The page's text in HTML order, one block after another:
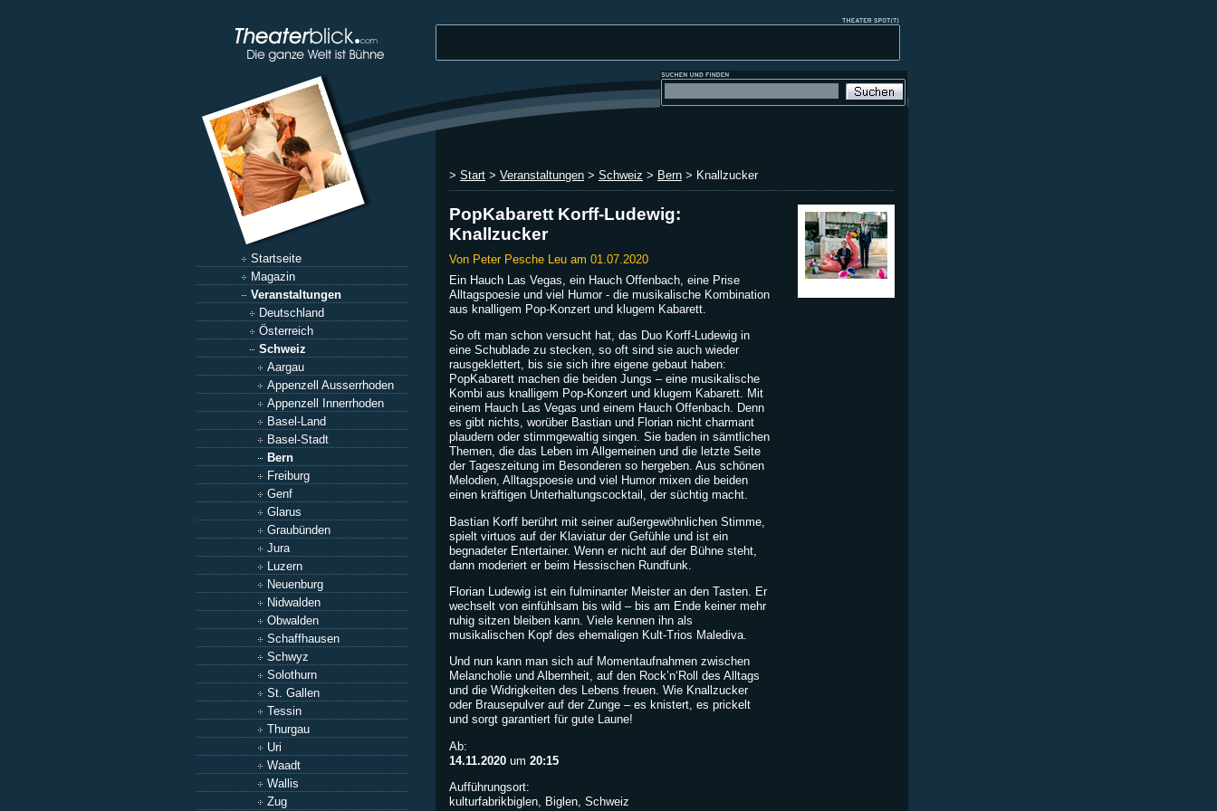
Startseite
Magazin
Veranstaltungen
Deutschland
Österreich
Schweiz
Aargau
Appenzell Ausserrhoden
Appenzell Innerrhoden
Basel-Land
Basel-Stadt
Bern
Freiburg
Genf
Glarus
Graubünden
Jura
Luzern
Neuenburg
Nidwalden
Obwalden
Schaffhausen
Schwyz
Solothurn
St. Gallen
Tessin
Thurgau
Uri
Waadt
Wallis
Zug
> Start > Veranstaltungen > Schweiz > Bern > Knallzucker
PopKabarett Korff-Ludewig:
Knallzucker
Von Peter Pesche Leu am 01.07.2020
Ein Hauch Las Vegas, ein Hauch Offenbach, eine Prise
Alltagspoesie und viel Humor - die musikalische Kombination
aus knalligem Pop-Konzert und klugem Kabarett.
So oft man schon versucht hat, das Duo Korff-Ludewig in
eine Schublade zu stecken, so oft sind sie auch wieder
rausgeklettert, bis sie sich ihre eigene gebaut haben:
PopKabarett machen die beiden Jungs – eine musikalische
Kombi aus knalligem Pop-Konzert und klugem Kabarett. Mit
einem Hauch Las Vegas und einem Hauch Offenbach. Denn
es gibt nichts, worüber Bastian und Florian nicht charmant
plaudern oder stimmgewaltig singen. Sie baden in sämtlichen
Themen, die das Leben im Allgemeinen und die letzte Seite
der Tageszeitung im Besonderen so hergeben. Aus schönen
Melodien, Alltagspoesie und viel Humor mixen die beiden
einen kräftigen Unterhaltungscocktail, der süchtig macht.
Bastian Korff berührt mit seiner außergewöhnlichen Stimme,
spielt virtuos auf der Klaviatur der Gefühle und ist ein
begnadeter Entertainer. Wenn er nicht auf der Bühne steht,
dann moderiert er beim Hessischen Rundfunk.
Florian Ludewig ist ein fulminanter Meister an den Tasten. Er
wechselt von einfühlsam bis wild – bis am Ende keiner mehr
ruhig sitzen bleiben kann. Viele kennen ihn als
musikalischen Kopf des ehemaligen Kult-Trios Malediva.
Und nun kann man sich auf Momentaufnahmen zwischen
Melancholie und Albernheit, auf den Rock’n‘Roll des Alltags
und die Widrigkeiten des Lebens freuen. Wie Knallzucker
oder Brausepulver auf der Zunge – es knistert, es prickelt
und sorgt garantiert für gute Laune!
Ab:
14.11.2020 um 20:15
Aufführungsort:
kulturfabrikbiglen, Biglen, Schweiz